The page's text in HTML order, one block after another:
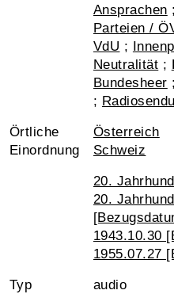
Ansprachen ;
Parteien /
VdU ;
Neutralität ;
Bundesheer
;
Örtliche
Einordnung
Österreich
Schweiz
20.
20.
1943.10.30
1955.07.27
Typ audio